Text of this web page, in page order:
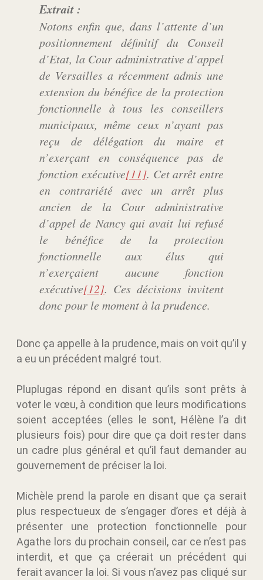
Extrait :
Notons enfin que, dans l’attente d’un
positionnement définitif du Conseil
d’Etat, la Cour administrative d’appel
de Versailles a récemment admis une
extension du bénéfice de la protection
fonctionnelle à tous les conseillers
municipaux, même ceux n’ayant pas
reçu de délégation du maire et
n’exerçant en conséquence pas de
fonction exécutive[11]. Cet arrêt entre
en contrariété avec un arrêt plus
ancien de la Cour administrative
d’appel de Nancy qui avait lui refusé
le bénéfice de la protection
fonctionnelle aux élus qui
n’exerçaient aucune fonction
exécutive[12] . Ces décisions invitent
donc pour le moment à la prudence.
Donc ça appelle à la prudence, mais on voit qu’il y
a eu un précédent malgré tout.
Pluplugas répond en disant qu’ils sont prêts à
voter le vœu, à condition que leurs modifications
soient acceptées (elles le sont, Hélène l’a dit
plusieurs fois) pour dire que ça doit rester dans
un cadre plus général et qu’il faut demander au
gouvernement de préciser la loi.
Michèle prend la parole en disant que ça serait
plus respectueux de s’engager d’ores et déjà à
présenter une protection fonctionnelle pour
Agathe lors du prochain conseil, car ce n’est pas
interdit, et que ça créerait un précédent qui
ferait avancer la loi. Si vous n’avez pas cliqué sur